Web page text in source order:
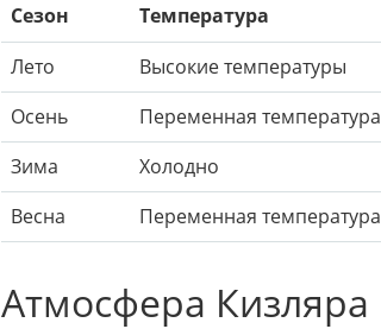
Сезон Температура
Лето
Высокие температуры
Осень
Переменная температура
Зима
Холодно
Весна
Переменная температура
Атмосфера Кизляра